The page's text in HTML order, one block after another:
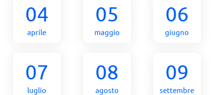
04
aprile
05
maggio
06
giugno
07
luglio
08
agosto
09
settembre